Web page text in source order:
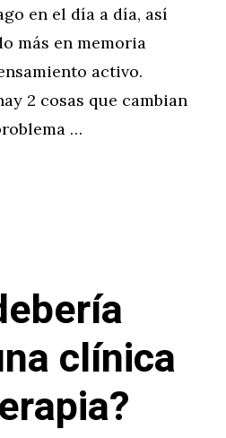
en el día a día, así
más en memoria
activo.
2 cosas que cambian
…
clínica